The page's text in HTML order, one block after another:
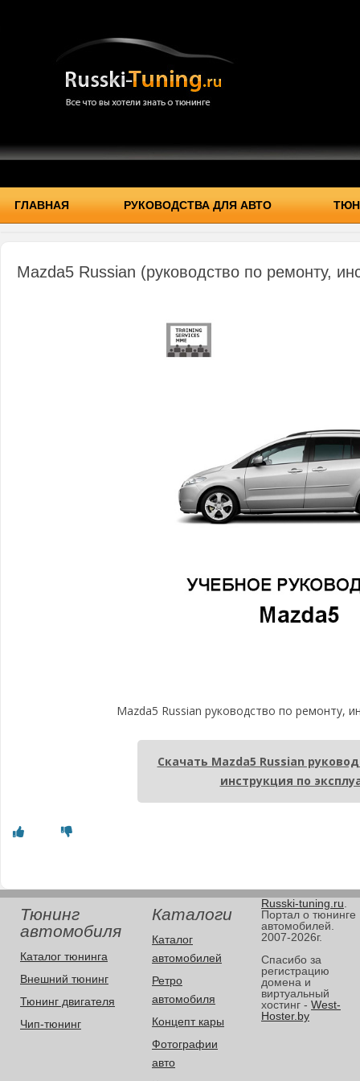
ГЛАВНАЯ РУКОВОДСТВА ДЛЯ АВТО
Mazda5 Russian (руководство по ремонту,
Mazda5 Russian руководство по ремонту,
Скачать Mazda5 Russian
инструкция по
Тюнинг
автомобиля
Каталог тюнинга
Внешний тюнинг
Тюнинг двигателя
Чип-тюнинг
Каталоги
Каталог
автомобилей
Ретро
автомобиля
Концепт кары
Фотографии
авто
Russki-tuning.ru
Портал о тюнинге
автомобилей.
2007-2026г.
Спасибо за
регистрацию
домена и
виртуальный
хостинг - West-
Hoster.by